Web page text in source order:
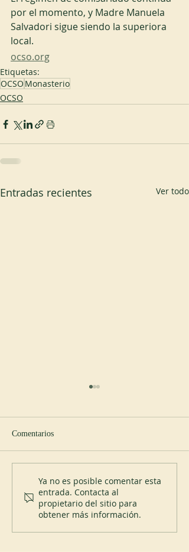
por el momento, y Madre Manuela
Salvadori sigue siendo la superiora
local.
ocso.org
Etiquetas:
OCSO Monasterio
OCSO
Entradas recientes Ver todo
Comentarios
Ya no es posible comentar esta
entrada. Contacta al
propietario del sitio para
obtener más información.